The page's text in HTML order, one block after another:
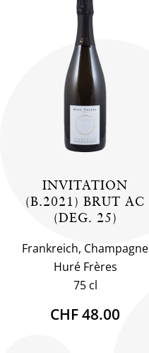
INVITATION
(B.2021) BRUT AC
(DEG. 25)
Frankreich, Champagne
Huré Frères
75 cl
CHF 48.00